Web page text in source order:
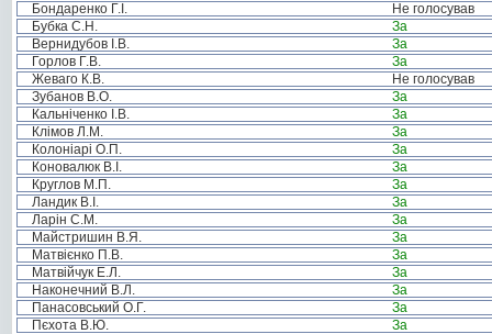
Бондаренко Г.І.
Не голосував
Бубка С.Н.
За
Вернидубов І.В.
За
Горлов Г.В.
За
Жеваго К.В.
Не голосував
Зубанов В.О.
За
Кальніченко І.В.
За
Клімов Л.М.
За
Колоніарі О.П.
За
Коновалюк В.І.
За
Круглов М.П.
За
Ландик В.І.
За
Ларін С.М.
За
Майстришин В.Я.
За
Матвієнко П.В.
За
Матвійчук Е.Л.
За
Наконечний В.Л.
За
Панасовський О.Г.
За
Пєхота В.Ю.
За